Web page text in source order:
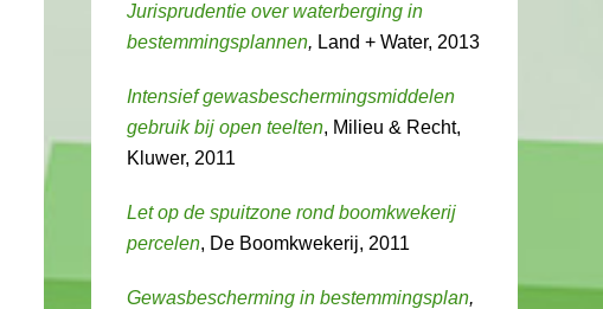
Jurisprudentie over waterberging in
bestemmingsplannen, Land + Water, 2013
Intensief gewasbeschermingsmiddelen
gebruik bij open teelten, Milieu & Recht,
Kluwer, 2011
Let op de spuitzone rond boomkwekerij
percelen, De Boomkwekerij, 2011
Gewasbescherming in bestemmingsplan,